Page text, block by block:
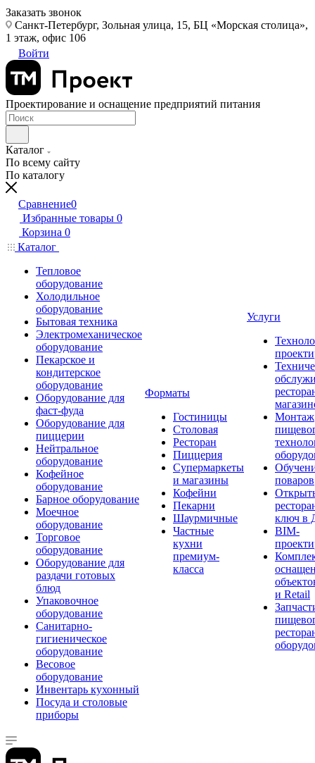
Заказать звонок
Санкт-Петербург, Зольная улица, 15, БЦ «Морская столица»,
1 этаж, офис 106
Войти
Проектирование и оснащение предприятий питания
Каталог
По всему сайту
По каталогу
Сравнение0
Избранные товары 0
Корзина 0
Каталог
Тепловое
оборудование
Холодильное
оборудование
Бытовая техника
Электромеханическое
оборудование
Пекарское и
кондитерское
оборудование
Оборудование для
фаст-фуда
Оборудование для
пиццерии
Нейтральное
оборудование
Кофейное
оборудование
Барное оборудование
Моечное
оборудование
Торговое
оборудование
Оборудование для
раздачи готовых
блюд
Упаковочное
оборудование
Санитарно-
гигиеническое
оборудование
Весовое
оборудование
Инвентарь кухонный
Посуда и столовые
приборы
Форматы
Гостиницы
Столовая
Ресторан
Пиццерия
Супермаркеты
и магазины
Кофейни
Пекарни
Шаурмичные
Частные
кухни
премиум-
класса
Услуги
Монтаж
поваров
ключ в
BIM-
и Retail